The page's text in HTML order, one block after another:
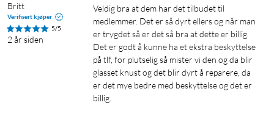
Britt
Verifisert kjøper
5/5
2 år siden
Veldig bra at dem har det tilbudet til
medlemmer. Det er så dyrt ellers og når man
er trygdet så er det så bra at dette er billig.
Det er godt å kunne ha et ekstra beskyttelse
på tlf, for plutselig så mister vi den og da blir
glasset knust og det blir dyrt å reparere, da
er det mye bedre med beskyttelse og det er
billig.